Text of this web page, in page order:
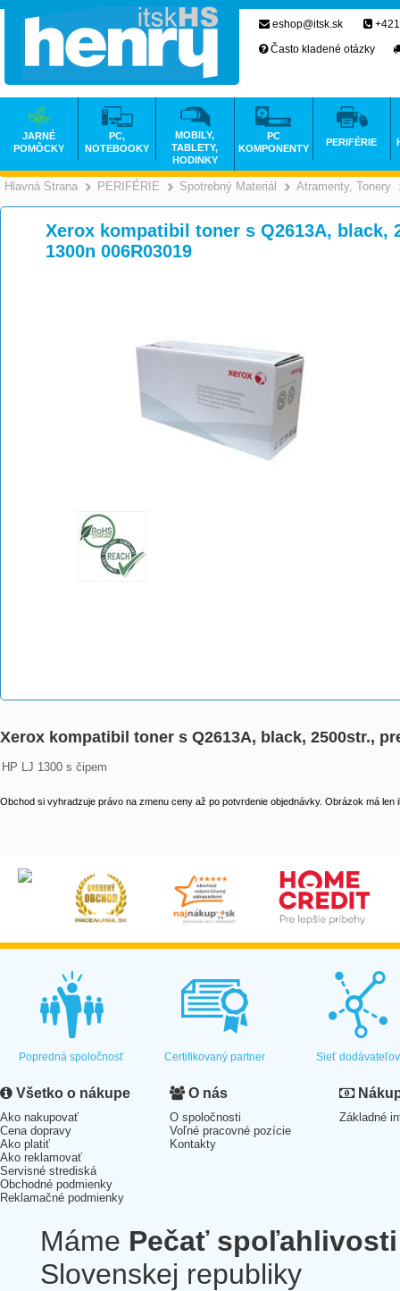
Hlavná Strana >
PERIFÉRIE >
Spotrebný Materiál >
Atramenty, Tonery
Xerox kompatibil toner s Q2613A, black,
1300n 006R03019
Xerox kompatibil toner s Q2613A, black, 2500str.,
HP LJ 1300 s čipem
Obchod si vyhradzuje právo na zmenu ceny až po potvrdenie objednávky. Obrázok má len
eshop@itsk.sk
Často kladené otázky
JARNÉ
POMÔCKY
PC,
NOTEBOOKY
MOBILY,
TABLETY,
HODINKY
PC
KOMPONENTY
PERIFÉRIE
Popredná spoločnosť Certifikovaný partner Sieť dodávateľov
Všetko o nákupe
Ako nakupovať
Cena dopravy
Ako platiť
Ako reklamovať
Servisné strediská
Obchodné podmienky
Reklamačné podmienky
O nás
O spoločnosti
Voľné pracovné pozície
Kontakty
Základné
Máme Pečať spoľahlivosti
Slovenskej republiky